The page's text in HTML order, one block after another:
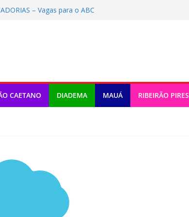
– Vagas para o ABC
São Caetano inicia implantação do
inicia em São Bernardo
Vagas para o ABC (inscrições até
CAETANO DIADEMA MAUÁ RIBEIRÃO PIRES